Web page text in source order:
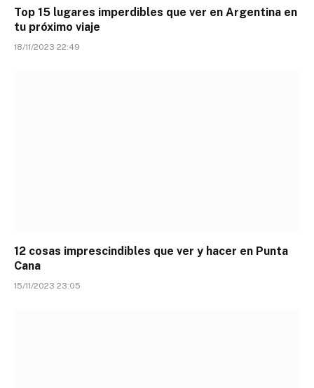
Top 15 lugares imperdibles que ver en Argentina en
tu próximo viaje
18/11/2023 22:49
12 cosas imprescindibles que ver y hacer en Punta
Cana
15/11/2023 23:05